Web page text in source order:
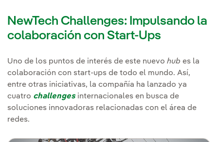
NewTech Challenges: Impulsando la
colaboración con Start-Ups
Uno de los puntos de interés de este nuevo hub es la
colaboración con start-ups de todo el mundo. Así,
entre otras iniciativas, la compañía ha lanzado ya
cuatro challengesinternacionales en busca de
soluciones innovadoras relacionadas con el área de
redes.